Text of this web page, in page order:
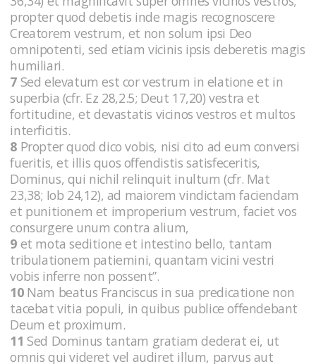
propter quod debetis inde magis recognoscere
Creatorem vestrum, et non solum ipsi Deo
omnipotenti, sed etiam vicinis ipsis deberetis magis
humiliari.
7 Sed elevatum est cor vestrum in elatione et in
superbia (cfr. Ez 28,2.5; Deut 17,20) vestra et
fortitudine, et devastatis vicinos vestros et multos
interficitis.
8 Propter quod dico vobis, nisi cito ad eum conversi
fueritis, et illis quos offendistis satisfeceritis,
Dominus, qui nichil relinquit inultum (cfr. Mat
23,38; Iob 24,12), ad maiorem vindictam faciendam
et punitionem et improperium vestrum, faciet vos
consurgere unum contra alium,
9 et mota seditione et intestino bello, tantam
tribulationem patiemini, quantam vicini vestri
vobis inferre non possent”.
10Nam beatus Franciscus in sua predicatione non
tacebat vitia populi, in quibus publice offendebant
Deum et proximum.
11 Sed Dominus tantam gratiam dederat ei, ut
omnis qui videret vel audiret illum, parvus aut